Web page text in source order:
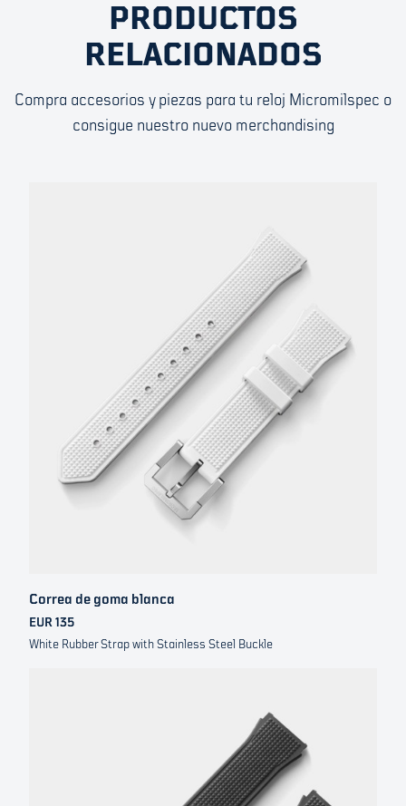
PRODUCTOS
RELACIONADOS
Compra accesorios y piezas para tu reloj Micromilspec o
consigue nuestro nuevo merchandising
Correa de goma blanca
EUR 135
White Rubber Strap with Stainless Steel Buckle